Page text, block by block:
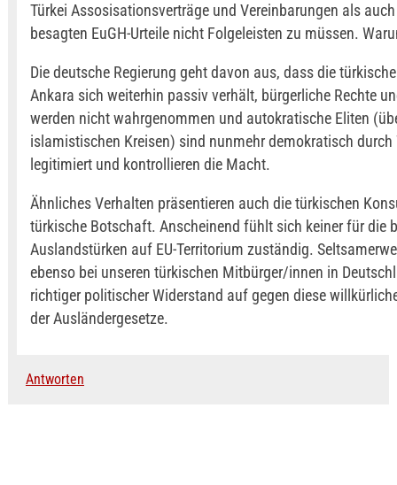
Türkei Assosisationsverträge und Vereinbarungen als
besagten EuGH-Urteile nicht Folgeleisten zu müssen.
Die deutsche Regierung geht davon aus, dass die
Ankara sich weiterhin passiv verhält, bürgerliche Rechte
werden nicht wahrgenommen und autokratische Eliten
islamistischen Kreisen) sind nunmehr demokratisch durch
legitimiert und kontrollieren die Macht.
Ähnliches Verhalten präsentieren auch die türkischen
türkische Botschaft. Anscheinend fühlt sich keiner für die
Auslandstürken auf EU-Territorium zuständig.
ebenso bei unseren türkischen Mitbürger/innen in
richtiger politischer Widerstand auf gegen diese
der Ausländergesetze.
Antworten